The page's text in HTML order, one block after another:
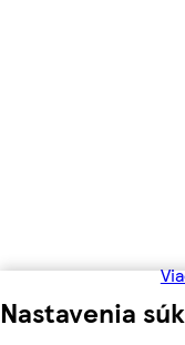
Nastavenia